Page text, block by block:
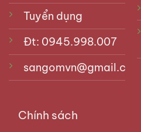
Tuyển dụng
Đt: 0945.998.007
sangomvn@gmail.com
Chính sách